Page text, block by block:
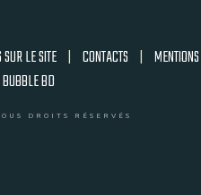
LE SITE | CONTACTS | MENTIONS
BUBBLE BD
DROITS RÉSERVÉS